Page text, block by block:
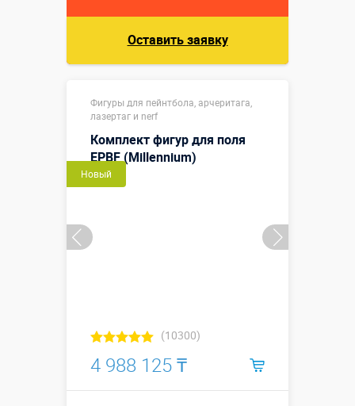
Оставить заявку
Фигуры для пейнтбола, арчеритага,
лазертаг и nerf
Комплект фигур для поля
EPBF (Millennium)
Новый
(10300)
4 988 125 ₸